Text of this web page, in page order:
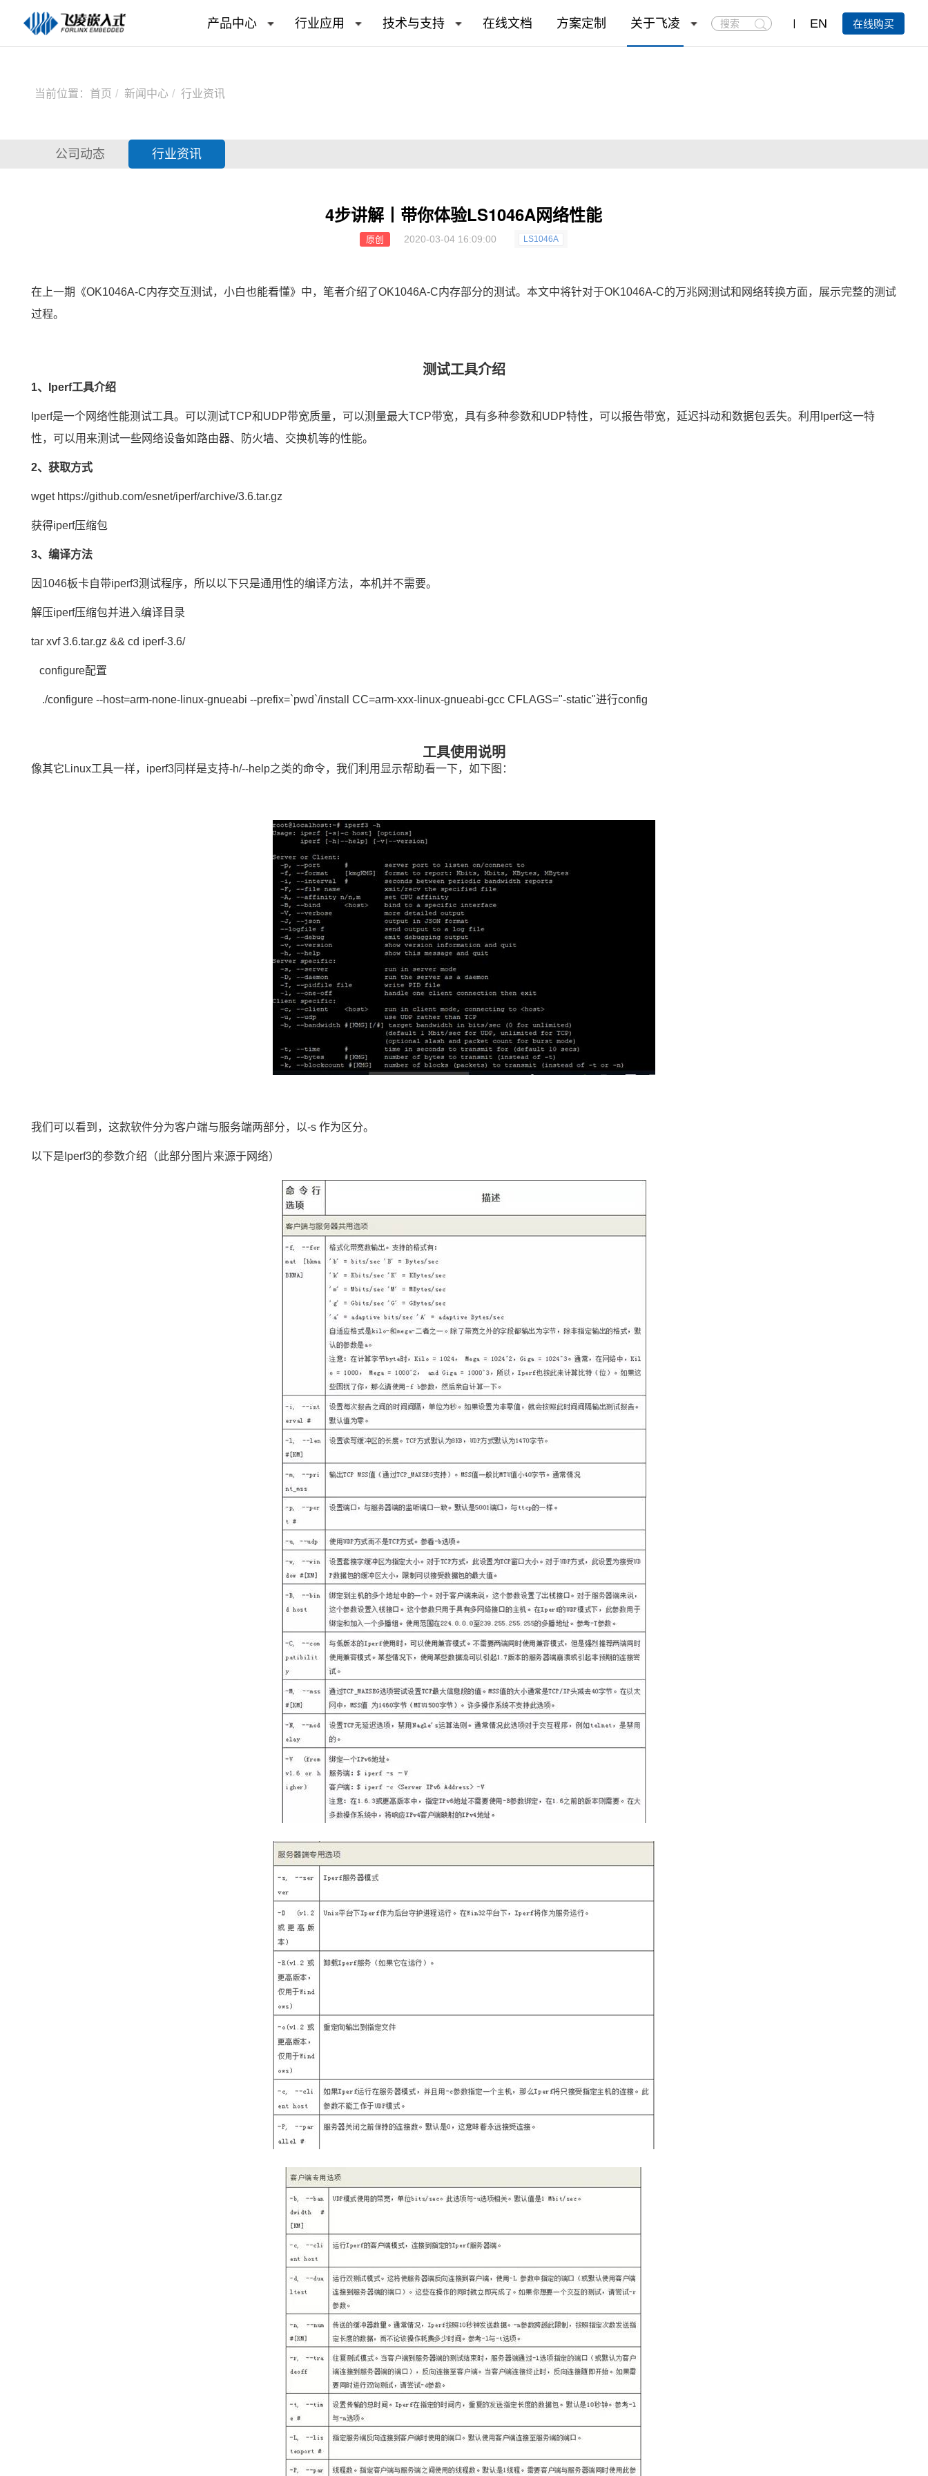
产品中心 行业应用 技术与支持 在线文档 方案定制 关于飞凌
搜
索
EN 在线购买
当前位置： 首页 新闻中心 行业资讯
公司动态 行业资讯
4步讲解丨带你体验LS1046A网络性能
原创 2020-03-04 16:09:00 LS1046A
在上一期 《OK1046A-C内存交互测试，小白也能看懂》 中，笔者介绍了OK1046A-C内存部分的测试。本文中将针对于OK1046A-C的万兆网测试和网络转换方面，展示完整的测试
过程。
测试工具介绍
1、Iperf工具介绍
Iperf是一个网络性能测试工具。可以测试TCP和UDP带宽质量，可以测量最大TCP带宽，具有多种参数和UDP特性，可以报告带宽，延迟抖动和数据包丢失。利用Iperf这一特
性，可以用来测试一些网络设备如路由器、防火墙、交换机等的性能。
2、获取方式
wget https://github.com/esnet/iperf/archive/3.6.tar.gz
获得iperf压缩包
3、编译方法
因1046板卡自带iperf3测试程序，所以以下只是通用性的编译方法，本机并不需要。
解压iperf压缩包并进入编译目录
tar xvf 3.6.tar.gz && cd iperf-3.6/
configure配置
./configure --host=arm-none-linux-gnueabi --prefix=`pwd`/install CC=arm-xxx-linux-gnueabi-gcc CFLAGS="-static"进行config
工具使用说明
像其它Linux工具一样，iperf3同样是支持-h/--help之类的命令，我们利用显示帮助看一下，如下图：
我们可以看到，这款软件分为客户端与服务端两部分，以-s 作为区分。
以下是Iperf3的参数介绍（此部分图片来源于网络）